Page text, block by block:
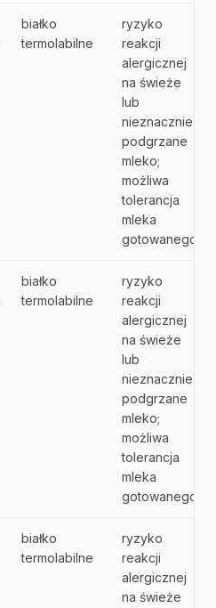
białko
termolabilne
ryzyko
reakcji
alergicznej
na świeże
lub
nieznacznie
podgrzane
mleko;
możliwa
tolerancja
mleka
gotowanego
białko
termolabilne
ryzyko
reakcji
alergicznej
na świeże
lub
nieznacznie
podgrzane
mleko;
możliwa
tolerancja
mleka
gotowanego
białko
termolabilne
ryzyko
reakcji
alergicznej
na świeże